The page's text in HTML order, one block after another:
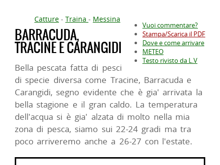
Catture - Traina - Messina
Vuoi commentare?
Stampa/Scarica il PDF
Dove e come arrivare
METEO
Testo rivisto da L.V
BARRACUDA,
TRACINE E CARANGIDI
Bella pescata fatta di pesci
di specie diversa come Tracine, Barracuda e
Carangidi, segno evidente che è gia' arrivata la
bella stagione e il gran caldo. La temperatura
dell'acqua si è gia' alzata di molto nella mia
zona di pesca, siamo sui 22-24 gradi ma tra
poco arriveremo anche a 26-27 con l'estate.